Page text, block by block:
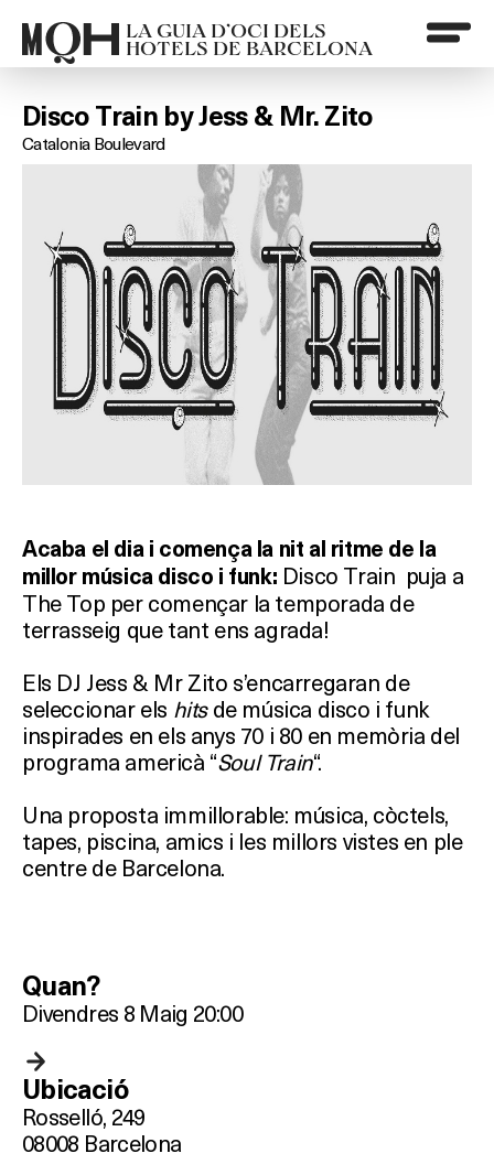
LA GUIA D’OCI DELS
HOTELS DE BARCELONA
Disco Train by Jess & Mr. Zito
Catalonia Boulevard
Acaba el dia i comença la nit al ritme de la
millor música disco i funk: Disco Train puja a
The Top per començar la temporada de
terrasseig que tant ens agrada!
Els DJ Jess & Mr Zito s’encarregaran de
seleccionar els hitsde música disco i funk
inspirades en els anys 70 i 80 en memòria del
programa americà “Soul Train“.
Una proposta immillorable: música, còctels,
tapes, piscina, amics i les millors vistes en ple
centre de Barcelona.
Quan?
Divendres 8 Maig 20:00
Ubicació
Rosselló, 249
08008 Barcelona